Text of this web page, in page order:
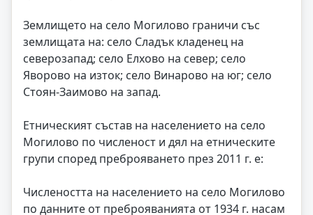
Землището на село Могилово граничи със
землищата на: село Сладък кладенец на
северозапад; село Елхово на север; село
Яворово на изток; село Винарово на юг; село
Стоян-Заимово на запад.
Етническият състав на населението на село
Могилово по численост и дял на етническите
групи според преброяването през 2011 г. е:
Числеността на населението на село Могилово
по данните от преброяванията от 1934 г. насам